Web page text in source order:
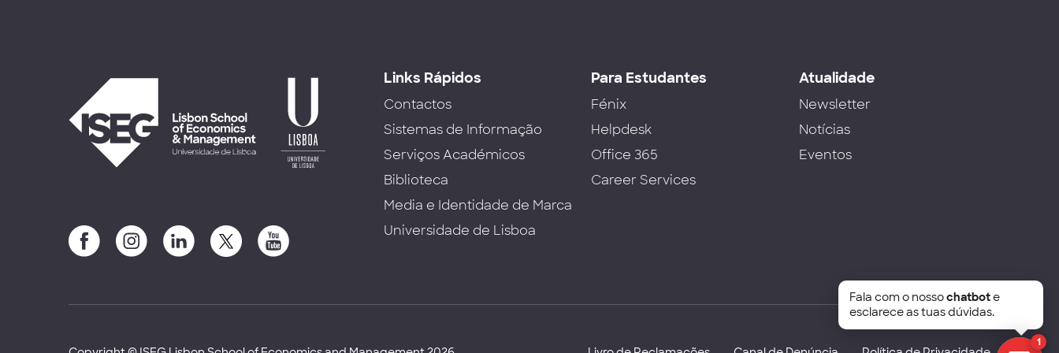
Links Rápidos
Contactos
Sistemas de Informação
Serviços Académicos
Biblioteca
Media e Identidade de Marca
Universidade de Lisboa
Para Estudantes
Fénix
Helpdesk
Office 365
Career Services
Atualidade
Newsletter
Notícias
Eventos
1
Fala com o nossochatbote
esclarece as tuas dúvidas.